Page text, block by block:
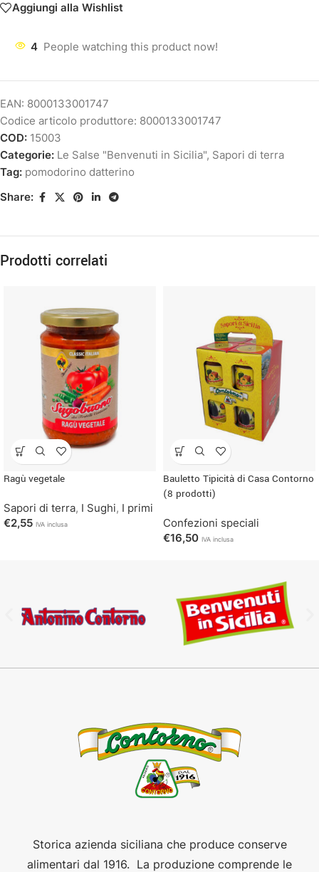
Aggiungi alla Wishlist
4 People watching this product now!
EAN: 8000133001747
Codice articolo produttore: 8000133001747
COD: 15003
Categorie: Le Salse "Benvenuti in Sicilia", Sapori di terra
Tag: pomodorino datterino
Share:
Prodotti correlati
Ragù vegetale
Sapori di terra, I Sughi, I primi
€2,55 IVA inclusa
Bauletto Tipicità di Casa Contorno
(8 prodotti)
Confezioni speciali
€16,50 IVA inclusa
Storica azienda siciliana che produce conserve
alimentari dal 1916. La produzione comprende le